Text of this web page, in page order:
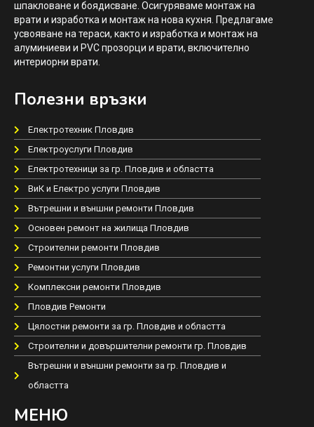
шпакловане и боядисване. Осигуряваме монтаж на
врати и изработка и монтаж на нова кухня. Предлагаме
усвояване на тераси, както и изработка и монтаж на
алуминиеви и PVC прозорци и врати, включително
интериорни врати.
Полезни връзки
Електротехник Пловдив
Електроуслуги Пловдив
Електротехници за гр. Пловдив и областта
ВиК и Електро услуги Пловдив
Вътрешни и външни ремонти Пловдив
Основен ремонт на жилища Пловдив
Строителни ремонти Пловдив
Ремонтни услуги Пловдив
Комплексни ремонти Пловдив
Пловдив Ремонти
Цялостни ремонти за гр. Пловдив и областта
Строителни и довършителни ремонти гр. Пловдив
Вътрешни и външни ремонти за гр. Пловдив и
областта
МЕНЮ